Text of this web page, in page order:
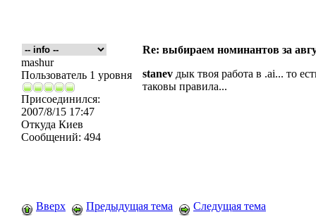
Re: выбираем номинантов за
mashur
Пользователь 1 уровня
Присоединился:
2007/8/15 17:47
Откуда Киев
Сообщений: 494
stanev дык твоя работа в .ai... то
таковы правила...
Вверх Предыдущая тема Следущая тема